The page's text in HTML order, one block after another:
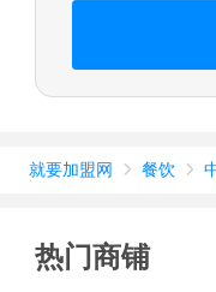
就要加盟网  餐饮 
热门商铺